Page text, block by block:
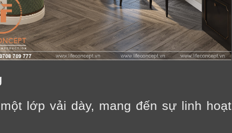
lớp vải dày, mang đến sự linh hoạt